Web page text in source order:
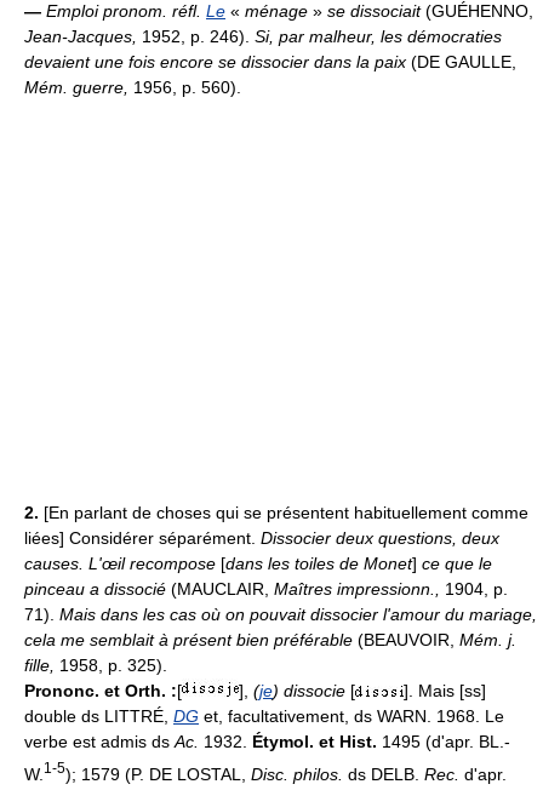
— Emploi pronom. réfl. Le « ménage » se dissociait(GUÉHENNO,
Jean-Jacques, 1952, p. 246). Si, par malheur, les démocraties
devaient une fois encore se dissocier dans la paix (DE GAULLE,
Mém. guerre, 1956, p. 560).
2. [En parlant de choses qui se présentent habituellement comme
liées] Considérer séparément. Dissocier deux questions, deux
causes. L'œil recompose [dans les toiles de Monet] ce que le
pinceau a dissocié (MAUCLAIR, Maîtres impressionn., 1904, p.
71). Mais dans les cas où on pouvait dissocier l'amour du mariage,
cela me semblait à présent bien préférable (BEAUVOIR, Mém. j.
fille, 1958, p. 325).
Prononc. et Orth. :[ ], (je) dissocie [
]. Mais [ss]
double ds LITTRÉ, DG et, facultativement, ds WARN. 1968. Le
verbe est admis ds Ac. 1932. Étymol. et Hist. 1495 (d'apr. BL.-
W. 1-5); 1579 (P. DE LOSTAL, Disc. philos. ds DELB. Rec. d'apr.